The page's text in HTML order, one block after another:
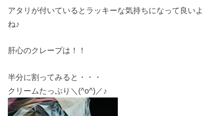
アタリが付いているとラッキーな気持ちになって良いよ
ね♪
肝心のクレープは！！
半分に割ってみると・・・
クリームたっぷり＼(^o^)／♪